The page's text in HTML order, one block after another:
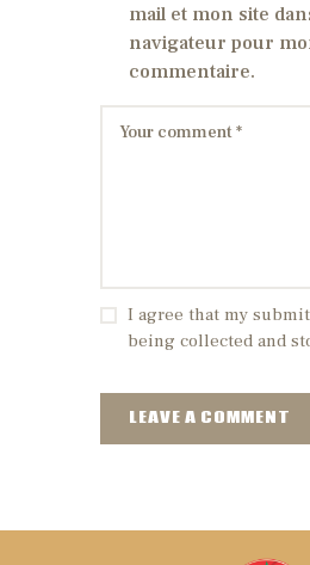
mail et mon site
navigateur pour
commentaire.
I agree that my
being collected and